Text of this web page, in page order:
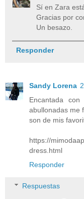
Sí en Zara
Gracias por
Un besazo.
Responder
Sandy Lorena
Encantada
abullonadas me
son de mis
https://
dress.html
Responder
Respuestas